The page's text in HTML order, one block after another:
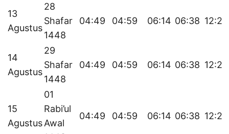
13
Agustus
28
Shafar
1448
04:49 04:59 06:14 06:38 12:21
14
Agustus
29
Shafar
1448
04:49 04:59 06:14 06:38 12:21
15
Agustus
01
Rabi’ul
Awal
04:49 04:59 06:14 06:38 12:20